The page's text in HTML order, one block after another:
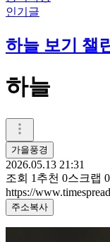
인기글
하늘 보기 챌
하늘
가을풍경
2026.05.13 21:31
조회 1 추천 0스크랩 0
https://
주소복사